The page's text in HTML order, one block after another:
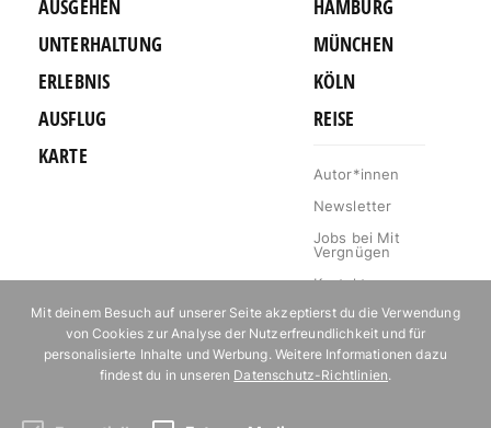
AUSGEHEN
UNTERHALTUNG
ERLEBNIS
AUSFLUG
KARTE
HAMBURG
MÜNCHEN
KÖLN
REISE
Autor*innen
Newsletter
Jobs bei Mit
Vergnügen
Kontakt
Mediakit
Impressum
Datenschutz
Mit deinem Besuch auf unserer Seite akzeptierst du die Verwendung
von Cookies zur Analyse der Nutzerfreundlichkeit und für
personalisierte Inhalte und Werbung. Weitere Informationen dazu
findest du in unseren Datenschutz-Richtlinien.